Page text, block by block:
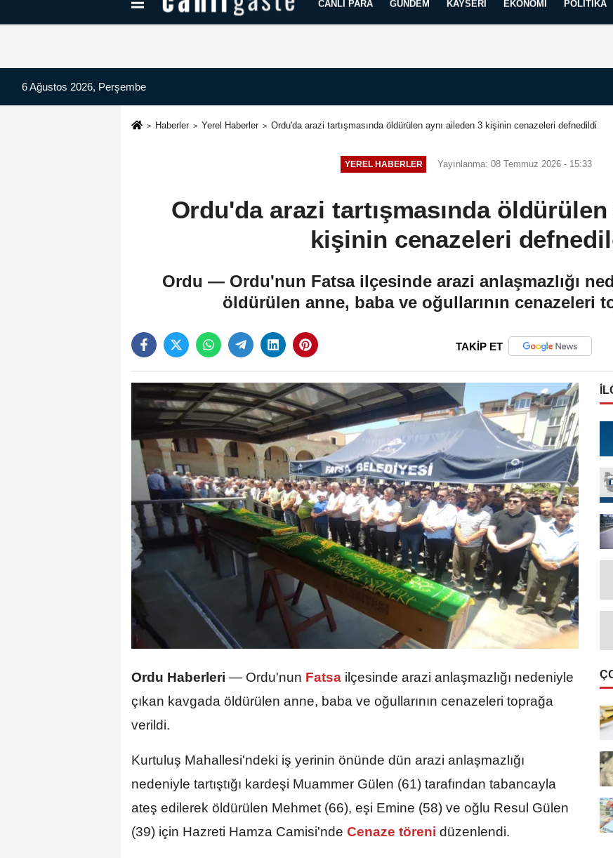
Kayseri Haberleri Can Radyo Dinle
CANLI PARA GÜNDEM KAYSERI EKONOMI POLITIKA
6 Ağustos 2026, Perşembe
Haberler Yerel Haberler Ordu'da arazi tartışmasında öldürülen aynı aileden 3 kişinin cenazeleri defnedildi
YEREL HABERLER Yayınlanma: 08 Temmuz 2026 - 15:33
Ordu'da arazi tartışmasında öldürülen
kişinin cenazeleri
Ordu — Ordu'nun Fatsa ilçesinde arazi anlaşmazlığı
öldürülen anne, baba ve oğullarının cenazeleri
TAKİP ET
Ordu Haberleri — Ordu'nun Fatsa ilçesinde arazi anlaşmazlığı nedeniyle
çıkan kavgada öldürülen anne, baba ve oğullarının cenazeleri toprağa
verildi.
Kurtuluş Mahallesi'ndeki iş yerinin önünde dün arazi anlaşmazlığı
nedeniyle tartıştığı kardeşi Muammer Gülen (61) tarafından tabancayla
ateş edilerek öldürülen Mehmet (66), eşi Emine (58) ve oğlu Resul Gülen
(39) için Hazreti Hamza Camisi'nde Cenaze töreni düzenlendi.